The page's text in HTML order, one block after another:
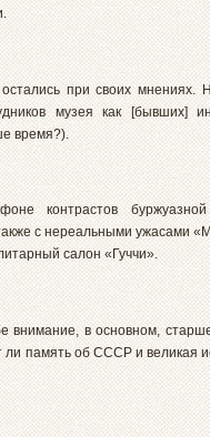
при своих мнениях.
музея как [бывших]
время?).
контрастов
с нереальными ужасами
салон «Гуччи».
внимание, в основном,
память об СССР и великая